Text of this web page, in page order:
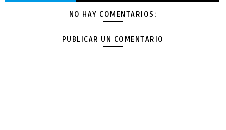
NO HAY COMENTARIOS:
PUBLICAR UN COMENTARIO